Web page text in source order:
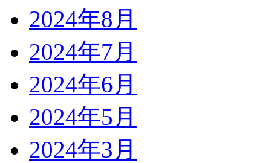
2024年8月
2024年7月
2024年6月
2024年5月
2024年3月